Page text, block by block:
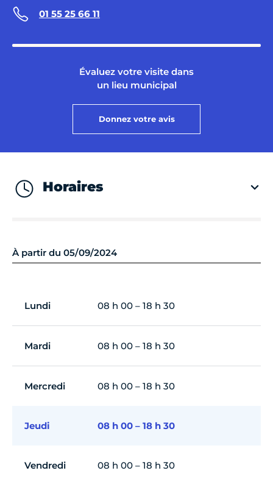
01 55 25 66 11
Évaluez votre visite dans
un lieu municipal
Donnez votre avis
Horaires
À partir du 05/09/2024
Lundi 08 h 00 – 18 h 30
Mardi 08 h 00 – 18 h 30
Mercredi 08 h 00 – 18 h 30
Jeudi 08 h 00 – 18 h 30
Vendredi 08 h 00 – 18 h 30